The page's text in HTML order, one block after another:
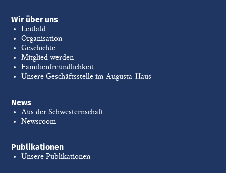
Wir über uns
Leitbild
Organisation
Geschichte
Mitglied werden
Familienfreundlichkeit
Unsere Geschäftsstelle im Augusta-Haus
News
Aus der Schwesternschaft
Newsroom
Publikationen
Unsere Publikationen